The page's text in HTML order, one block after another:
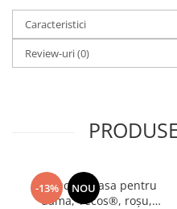
Caracteristici
Review-uri(0)
-13% NOU
Papuci de casa pentru
dama, Tecos®, roșu,